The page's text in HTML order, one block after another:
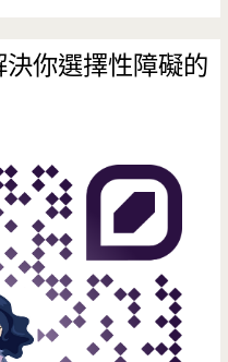
你選擇性障礙的